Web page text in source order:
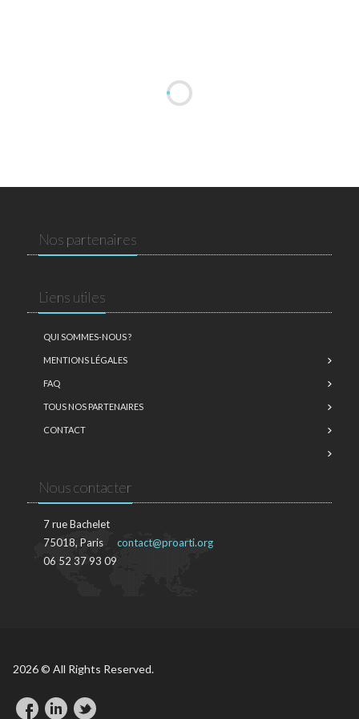
Nos partenaires
Liens utiles
QUI SOMMES-NOUS ?
MENTIONS LÉGALES
FAQ
TOUS NOS PARTENAIRES
CONTACT
Nous contacter
7 rue Bachelet
75018, Paris
06 52 37 93 09
contact@proarti.org
2026 © All Rights Reserved.